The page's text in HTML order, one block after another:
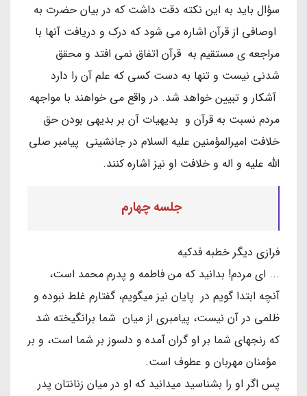
سؤال باید به این نکته دقت داشت که در بیان حضرت به
اوصافی از قرآن اشاره می شود که درک و دریافت آنها با
مراجعه ی مستقیم به قرآن اتفاق نمی افتد و محقق
شدنی نیست و تنها به دست کسی که علم آن را دارد
آشکار و تبیین خواهد شد. در واقع می خواهند با مواجهه
مردم نسبت به قرآن و بدیهیات آن بر بدیهی بودن حق
خلافت امیرالمؤمنین علیه السلام در جانشینی پیامبر صلی
الله علیه و اله و خلافت او نیز اشاره کنند.
جلسه چهارم
فرازی دیگر خطبه فدکیه
... ای مردم! بدانید که من فاطمه و پدرم محمد است،
آنچه ابتدا گویم در پایان نیز میگویم، گفتارم غلط نبوده و
ظلمی در آن نیست، پیامبری از میان شما برانگیخته شد
که رنجهای شما بر او گران آمده و دلسوز بر شما است، و بر
مؤمنان مهربان و عطوف است.
پس اگر او را بشناسید میدانید که او در میان زنانتان پدر